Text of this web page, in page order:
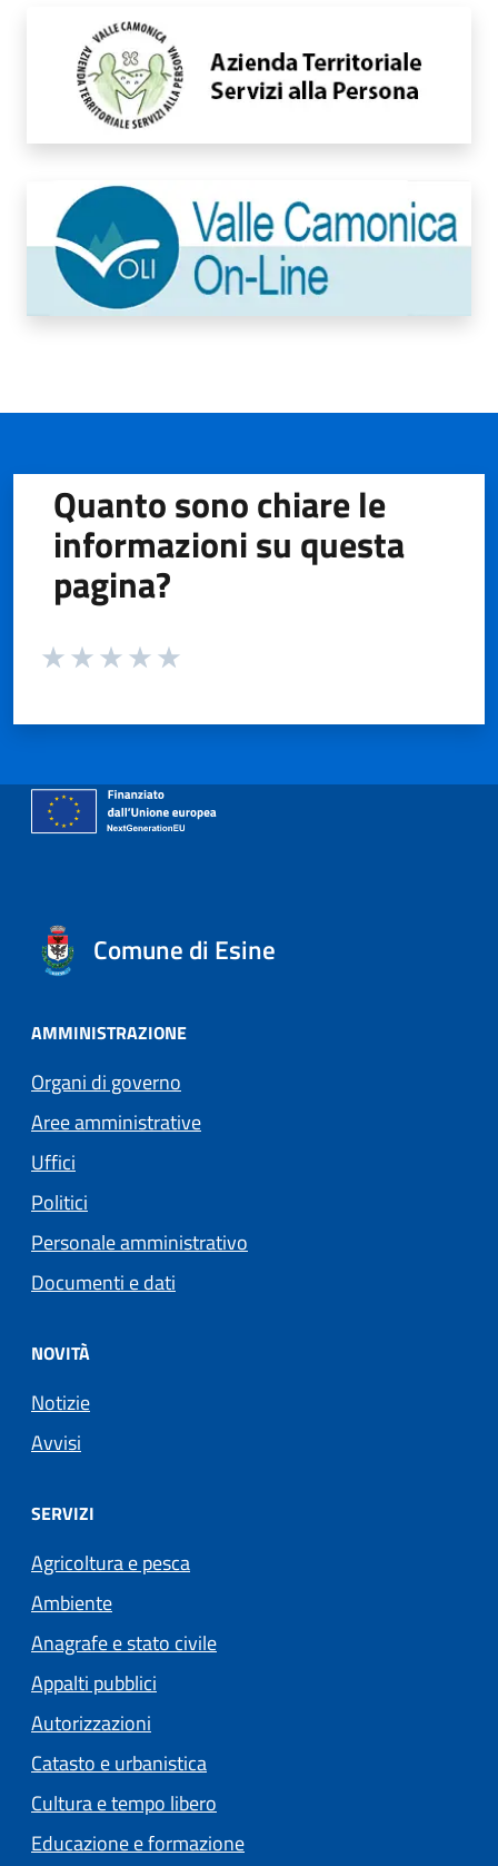
Quanto sono chiare le
informazioni su questa
pagina?
Valuta da 1 a 5 stelle la pagina
Comune di Esine
AMMINISTRAZIONE
Organi di governo
Aree amministrative
Uffici
Politici
Personale amministrativo
Documenti e dati
NOVITÀ
Notizie
Avvisi
SERVIZI
Agricoltura e pesca
Ambiente
Anagrafe e stato civile
Appalti pubblici
Autorizzazioni
Catasto e urbanistica
Cultura e tempo libero
Educazione e formazione